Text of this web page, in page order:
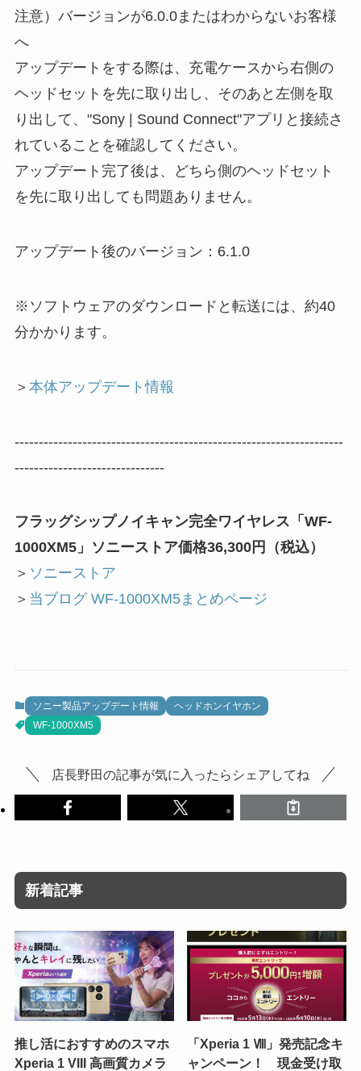
注意）バージョンが6.0.0またはわからないお客様
へ
アップデートをする際は、充電ケースから右側の
ヘッドセットを先に取り出し、そのあと左側を取
り出して、"Sony | Sound Connect"アプリと接続さ
れていることを確認してください。
アップデート完了後は、どちら側のヘッドセット
を先に取り出しても問題ありません。
アップデート後のバージョン：6.1.0
※ソフトウェアのダウンロードと転送には、約40
分かかります。
＞ 本体アップデート情報
--------------------------------------------------------------------
-------------------------------
フラッグシップノイキャン完全ワイヤレス「WF-
1000XM5」ソニーストア価格36,300円（税込）
＞ ソニーストア
＞ 当ブログ WF-1000XM5まとめページ
ソニー製品アップデート情報
ヘッドホンイヤホン
WF-1000XM5
店長野田の記事が気に入ったらシェアしてね
新着記事
推し活におすすめのスマホ
Xperia 1 VIII 高画質カメラ
「Xperia 1 Ⅷ」発売記念キ
ャンペーン！ 現金受け取